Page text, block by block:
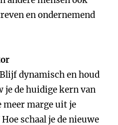
en ondernemend
dynamisch en houd
je de huidige kern van
meer marge uit je
schaal je de nieuwe